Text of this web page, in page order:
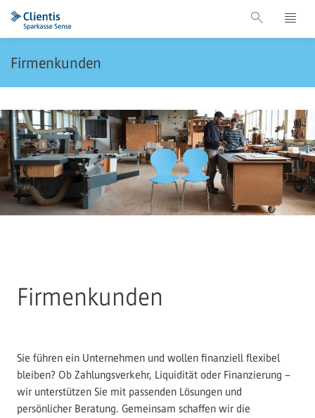
Firmenkunden
Firmenkunden
Sie führen ein Unternehmen und wollen finanziell flexibel
bleiben? Ob Zahlungsverkehr, Liquidität oder Finanzierung –
wir unterstützen Sie mit passenden Lösungen und
persönlicher Beratung. Gemeinsam schaffen wir die